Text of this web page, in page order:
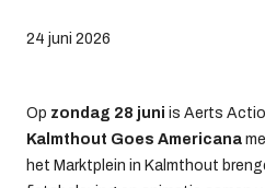
24 juni 2026
Op zondag 28 juni is Aerts
Kalmthout Goes Americana
het Marktplein in Kalmthout